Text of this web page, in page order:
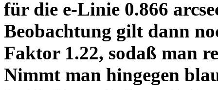
für die e-Linie 0.866
Beobachtung gilt dann
Faktor 1.22, sodaß man
Nimmt man hingegen